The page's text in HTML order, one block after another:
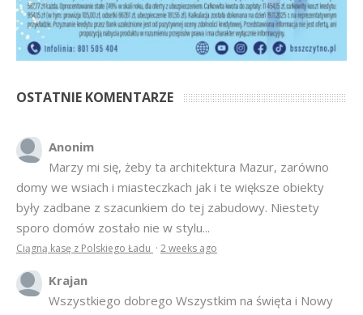
OSTATNIE KOMENTARZE
Anonim
Marzy mi się, żeby ta architektura Mazur, zarówno
domy we wsiach i miasteczkach jak i te większe obiekty
były zadbane z szacunkiem do tej zabudowy. Niestety
sporo domów zostało nie w stylu...
Ciągną kasę z Polskiego Ładu · 2 weeks ago
Krajan
Wszystkiego dobrego Wszystkim na święta i Nowy